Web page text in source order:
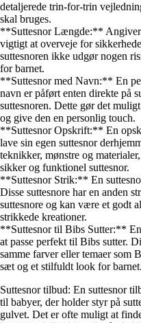
detaljerede trin-for-trin
skal bruges.
**Suttesnor Længde:** Angiver
vigtigt at overveje for
suttesnoren ikke udgør nogen
for barnet.
**Suttesnor med Navn:** En
navn er påført enten direkte på
suttesnoren. Dette gør det
og give den en personlig touch.
**Suttesnor Opskrift:** En
lave sin egen suttesnor
teknikker, mønstre og
sikker og funktionel suttesnor.
**Suttesnor Strik:** En
Disse suttesnore har en anden
suttesnore og kan være et godt
strikkede kreationer.
**Suttesnor til Bibs Sutter:**
at passe perfekt til Bibs sutter.
samme farver eller temaer som
sæt og et stilfuldt look for barnet.
Suttesnor tilbud: En suttesnor
til babyer, der holder styr på
gulvet. Det er ofte muligt at